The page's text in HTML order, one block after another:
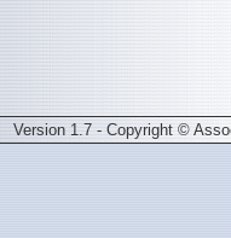
Version 1.7 - Copyright ©